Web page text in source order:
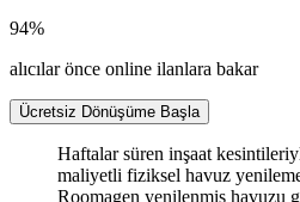
94%
alıcılar önce online ilanlara bakar
Ücretsiz Dönüşüme Başla
Haftalar süren inşaat
maliyetli fiziksel havuz
Roomagen yenilenmiş havuzu